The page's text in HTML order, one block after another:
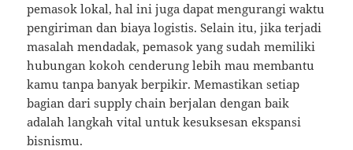
pemasok lokal, hal ini juga dapat mengurangi waktu
pengiriman dan biaya logistis. Selain itu, jika terjadi
masalah mendadak, pemasok yang sudah memiliki
hubungan kokoh cenderung lebih mau membantu
kamu tanpa banyak berpikir. Memastikan setiap
bagian dari supply chain berjalan dengan baik
adalah langkah vital untuk kesuksesan ekspansi
bisnismu.